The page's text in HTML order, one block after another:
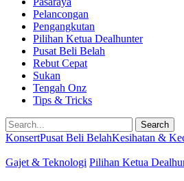
Pelancongan
Pengangkutan
Pilihan Ketua Dealhunter
Pusat Beli Belah
Rebut Cepat
Sukan
Tengah Onz
Tips & Tricks
Search
KonsertPusat Beli BelahKesihatan &
Gajet & Teknologi Pilihan Ketua